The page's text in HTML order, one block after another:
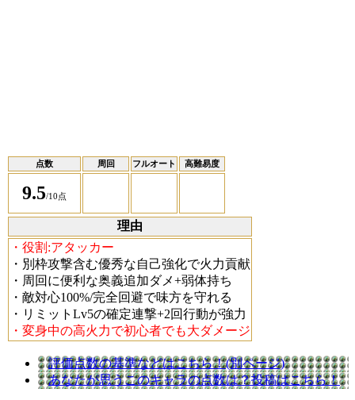
点数 周回 フルオート 高難易度
9.5/10点
理由
・役割:アタッカー
・別枠攻撃含む優秀な自己強化で火力貢献
・周回に便利な奥義追加ダメ+弱体持ち
・敵対心100%/完全回避で味方を守れる
・リミットLv5の確定連撃+2回行動が強力
・変身中の高火力で初心者でも大ダメージ
評価点数の基準などはこちら！(別ページ)
あなたが思うこのキャラの点数は？投稿はこちら！